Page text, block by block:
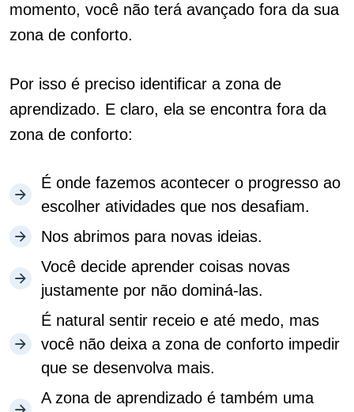
momento, você não terá avançado fora da sua
zona de conforto.
Por isso é preciso identificar a zona de
aprendizado. E claro, ela se encontra fora da
zona de conforto:
É onde fazemos acontecer o progresso ao
escolher atividades que nos desafiam.
Nos abrimos para novas ideias.
Você decide aprender coisas novas
justamente por não dominá-las.
É natural sentir receio e até medo, mas
você não deixa a zona de conforto impedir
que se desenvolva mais.
A zona de aprendizado é também uma